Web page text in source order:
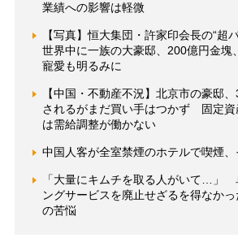
業績への影響は軽微
【写真】恒大集団・許家印会長の“超
世界中に一族の大豪邸、200億円金塊
寵愛も明るみに
【中国・不動産不況】北京市の豪邸
されるがまだ買い手はつかず 固定資
は需給調整が働かない
中国人客が全室禁煙のホテルで喫煙
「大量にキムチを取る人がいて…」
ングサービスを廃止せざるを得なか
の苦悩